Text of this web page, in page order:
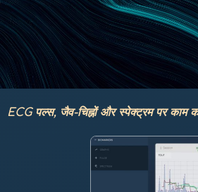
ECG पल्स, जैव-चिह्नों और स्पेक्ट्रम पर काम